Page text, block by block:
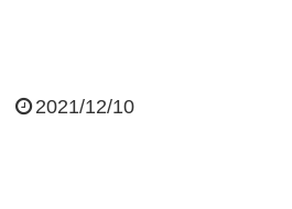
2021/12/10